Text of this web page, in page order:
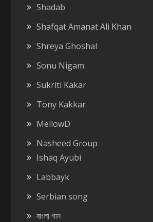
Shadab
Shafqat Amanat Ali Khan
Shreya Ghoshal
Sonu Nigam
Sukriti Kakar
Tony Kakkar
MellowD
Nasheed Group
Ishaq Ayubi
Labbayk
Serbian song
বাংলা গান